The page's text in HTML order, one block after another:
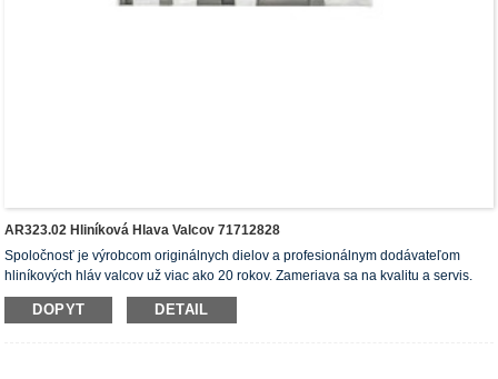
AR323.02 Hliníková Hlava Valcov 71712828
Spoločnosť je výrobcom originálnych dielov a profesionálnym dodávateľom
hliníkových hláv valcov už viac ako 20 rokov. Zameriava sa na kvalitu a servis.
Hlavy valcov majú certifikát ISO16949, „Vysoko tesniace hlavy valcov“, „Dlhá
životnosť hlavy valcov“ a ďalších 5 patentov úžitkových vzorov.
DOPYT DETAIL